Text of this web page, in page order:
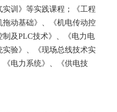
训》等实践课程；《工程
动基础》、《机电传动控
制及PLC技术》、《电力电
验》、《现场总线技术实
电力系统》、《供电技